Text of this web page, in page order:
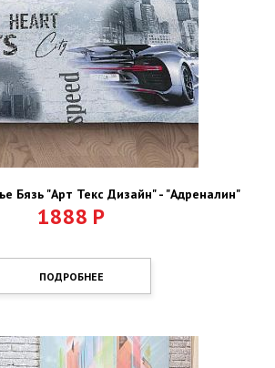
Бязь "Арт Текс Дизайн" - "Адреналин"
1888 Р
ПОДРОБНЕЕ